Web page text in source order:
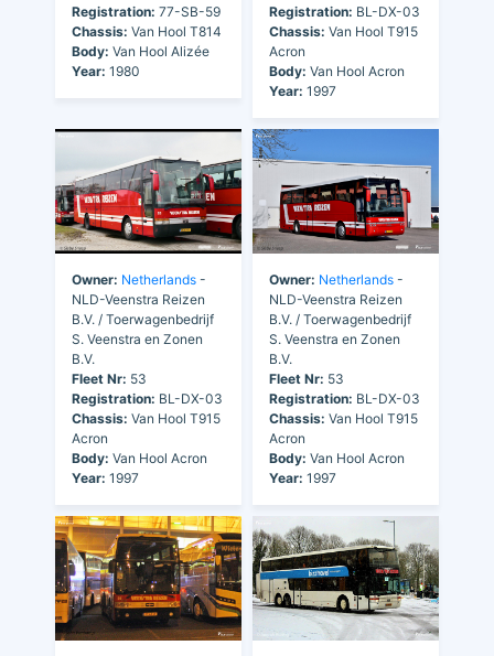
Registration: 77-SB-59
Chassis: Van Hool T814
Body: Van Hool Alizée
Year: 1980
Registration: BL-DX-03
Chassis: Van Hool T915
Acron
Body: Van Hool Acron
Year: 1997
Owner: Netherlands -
NLD-Veenstra Reizen
B.V. / Toerwagenbedrijf
S. Veenstra en Zonen
B.V.
Fleet Nr: 53
Registration: BL-DX-03
Chassis: Van Hool T915
Acron
Body: Van Hool Acron
Year: 1997
Owner: Netherlands -
NLD-Veenstra Reizen
B.V. / Toerwagenbedrijf
S. Veenstra en Zonen
B.V.
Fleet Nr: 53
Registration: BL-DX-03
Chassis: Van Hool T915
Acron
Body: Van Hool Acron
Year: 1997